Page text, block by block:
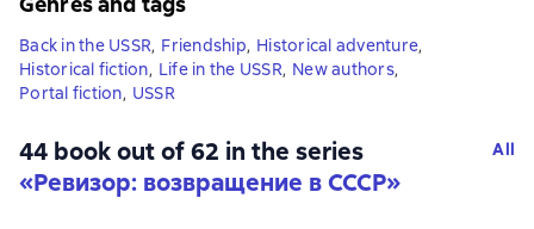
Back in the USSR, Friendship, Historical adventure,
Historical fiction, Life in the USSR, New authors,
Portal fiction, USSR
44 book out of 62 in the series
«Ревизор: возвращение в СССР»
All